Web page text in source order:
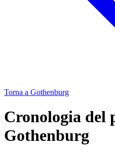
Torna a Gothenburg
Cronologia del
Gothenburg